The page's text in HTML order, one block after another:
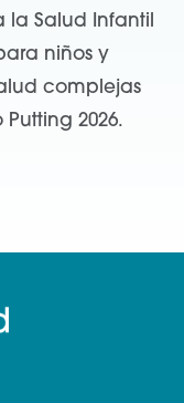
la Salud Infantil
niños y
complejas
2026.